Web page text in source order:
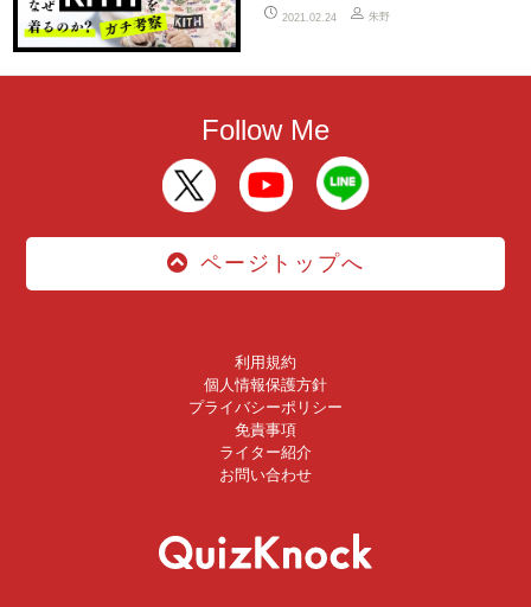
2021.02.24 朱野
Follow Me
ページトップへ
利用規約
個人情報保護方針
プライバシーポリシー
免責事項
ライター紹介
お問い合わせ